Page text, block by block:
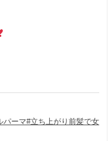
パーマ#立ち上がり前髪で女